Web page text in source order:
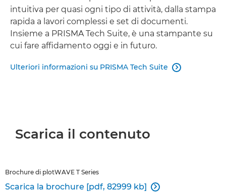
intuitiva per quasi ogni tipo di attività, dalla stampa
rapida a lavori complessi e set di documenti.
Insieme a PRISMA Tech Suite, è una stampante su
cui fare affidamento oggi e in futuro.
Ulteriori informazioni su PRISMA Tech Suite 
Scarica il contenuto
Brochure di plotWAVE T Series
Scarica la brochure [pdf, 82999 kb] 